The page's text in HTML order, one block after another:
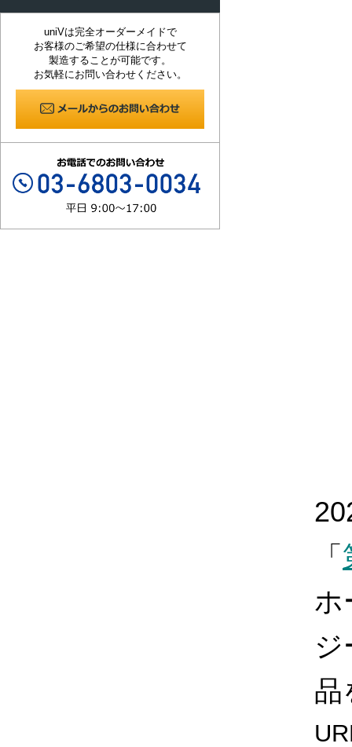
「
ホ
品
uniVは完全オーダーメイドで
お客様のご希望の仕様に合わせて
製造することが可能です。
お気軽にお問い合わせください。